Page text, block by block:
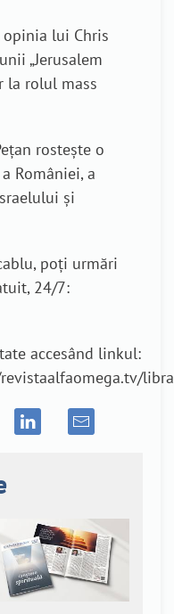
opinia lui Chris
„Jerusalem
la rolul mass
rostește o
României, a
și
poți urmări
24/7:
accesând linkul: